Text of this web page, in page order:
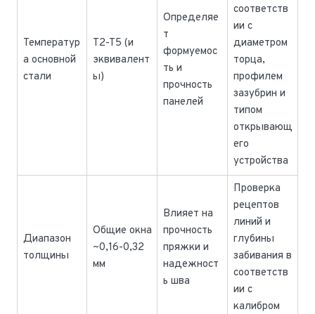
Температур
а основной
стали
T2-T5 (и
эквивалент
ы)
Определяе
т
формуемос
ть и
прочность
панелей
соответств
ии с
диаметром
торца,
профилем
зазубрин и
типом
открывающ
его
устройства
Диапазон
толщины
Общие окна
~0,16-0,32
мм
Влияет на
прочность
пряжки и
надежност
ь шва
Проверка
рецептов
линий и
глубины
забивания в
соответств
ии с
калибром